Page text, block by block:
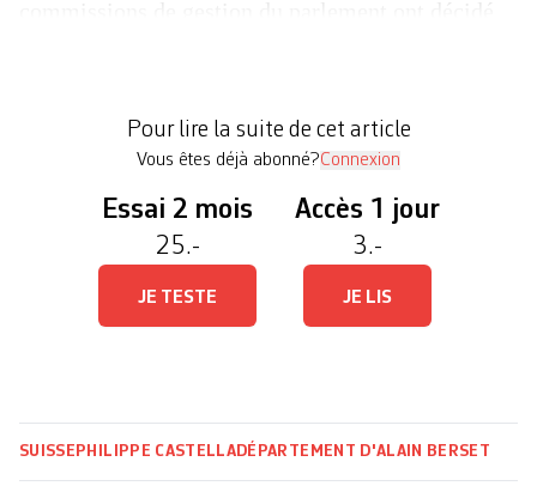
l’ancien porte-parole d’Alain Berset, […]
Pour lire la suite de cet article
Vous êtes déjà abonné?Connexion
Essai 2 mois
25.-
JE TESTE
Accès 1 jour
3.-
JE LIS
SUISSE PHILIPPE CASTELLA DÉPARTEMENT D'ALAIN BERSET